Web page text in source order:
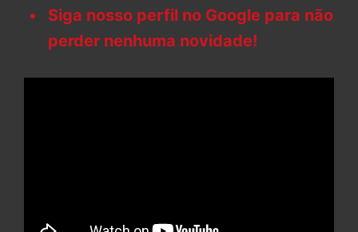
Siga nosso perfil no Google para não
perder nenhuma novidade!